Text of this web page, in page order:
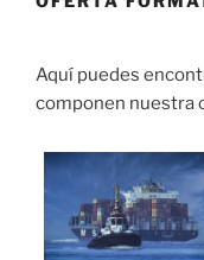
Aquí puedes
componen nuestra